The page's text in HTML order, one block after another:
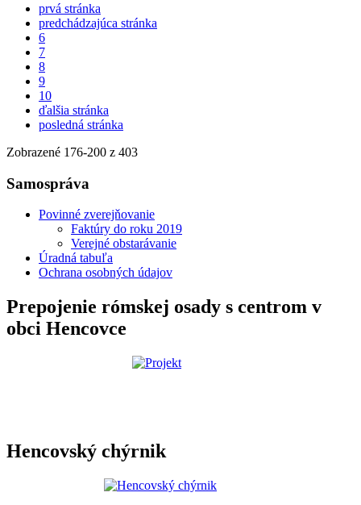
prvá stránka
predchádzajúca stránka
6
7
8
9
10
ďalšia stránka
posledná stránka
Zobrazené 176-200 z 403
Samospráva
Povinné zverejňovanie
Faktúry do roku 2019
Verejné obstarávanie
Úradná tabuľa
Ochrana osobných údajov
Prepojenie rómskej osady s centrom v
obci Hencovce
Hencovský chýrnik